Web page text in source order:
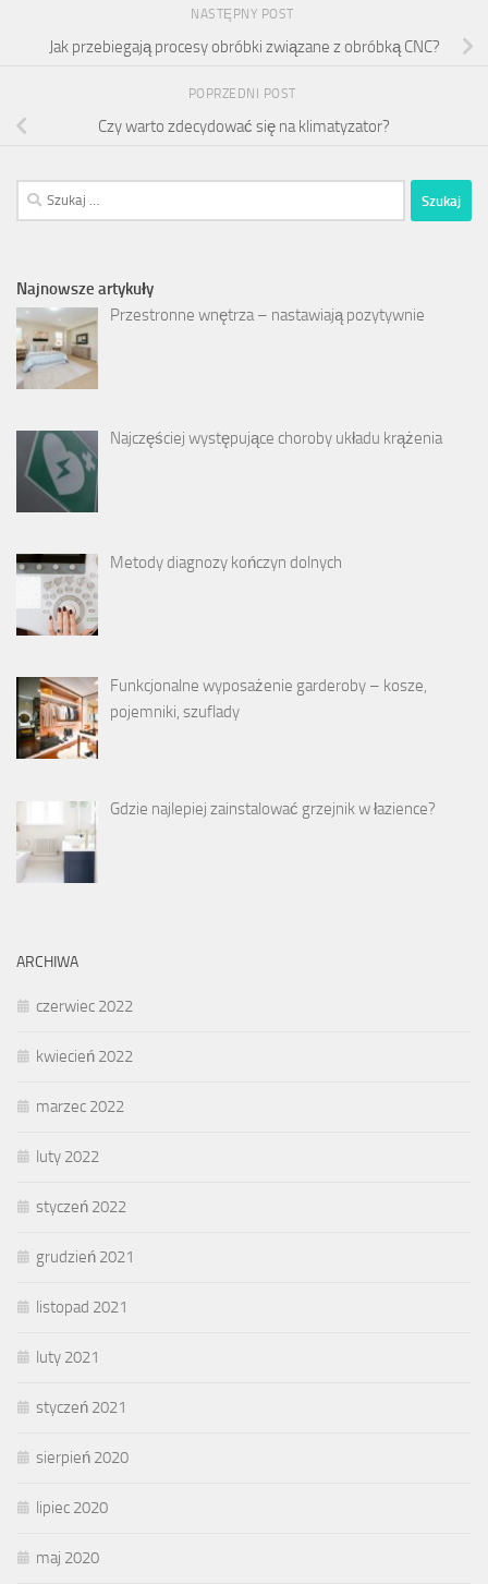
NASTĘPNY POST
Jak przebiegają procesy obróbki związane z obróbką CNC?
POPRZEDNI POST
Czy warto zdecydować się na klimatyzator?
Szukaj:
Najnowsze artykuły
Przestronne wnętrza – nastawiają pozytywnie
Najczęściej występujące choroby układu krążenia
Metody diagnozy kończyn dolnych
Funkcjonalne wyposażenie garderoby – kosze,
pojemniki, szuflady
Gdzie najlepiej zainstalować grzejnik w łazience?
ARCHIWA
czerwiec 2022
kwiecień 2022
marzec 2022
luty 2022
styczeń 2022
grudzień 2021
listopad 2021
luty 2021
styczeń 2021
sierpień 2020
lipiec 2020
maj 2020